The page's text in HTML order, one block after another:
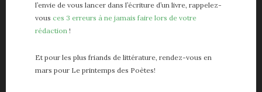
l’envie de vous lancer dans l’écriture d’un livre, rappelez-
vous ces 3 erreurs à ne jamais faire lors de votre
rédaction !
Et pour les plus friands de littérature, rendez-vous en
mars pour Le printemps des Poètes!